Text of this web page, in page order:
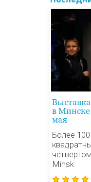
в Минске
мая
Более
Minsk